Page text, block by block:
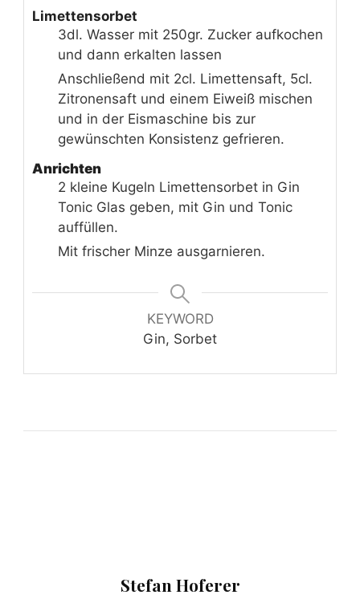
Limettensorbet
3dl. Wasser mit 250gr. Zucker aufkochen
und dann erkalten lassen
Anschließend mit 2cl. Limettensaft, 5cl.
Zitronensaft und einem Eiweiß mischen
und in der Eismaschine bis zur
gewünschten Konsistenz gefrieren.
Anrichten
2 kleine Kugeln Limettensorbet in Gin
Tonic Glas geben, mit Gin und Tonic
auffüllen.
Mit frischer Minze ausgarnieren.
KEYWORD
Gin, Sorbet
Stefan Hoferer